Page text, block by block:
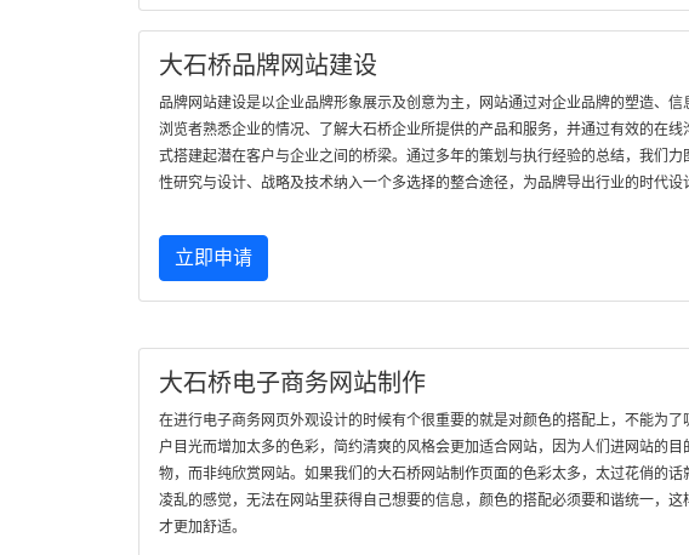
大石桥品牌网站建设
品牌网站建设是以企业品牌形象展示及创意为主，网站通过对企业品牌的塑造、信
浏览者熟悉企业的情况、了解大石桥企业所提供的产品和服务，并通过有效的在线
式搭建起潜在客户与企业之间的桥梁。通过多年的策划与执行经验的总结，我们力
性研究与设计、战略及技术纳入一个多选择的整合途径，为品牌导出行业的时代设
立即申请
大石桥电子商务网站制作
在进行电子商务网页外观设计的时候有个很重要的就是对颜色的搭配上，不能为了
户目光而增加太多的色彩，简约清爽的风格会更加适合网站，因为人们进网站的目
物，而非纯欣赏网站。如果我们的大石桥网站制作页面的色彩太多，太过花俏的话
凌乱的感觉，无法在网站里获得自己想要的信息，颜色的搭配必须要和谐统一，这
才更加舒适。